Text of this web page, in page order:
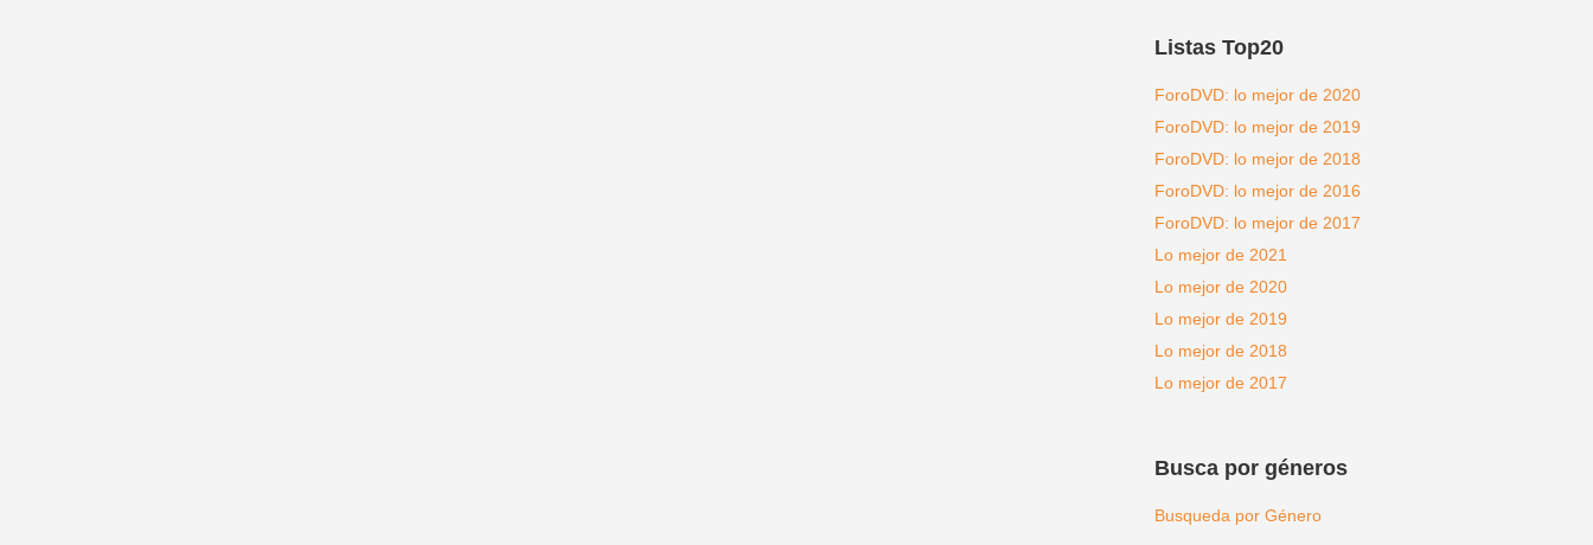
Listas Top20
ForoDVD: lo mejor de 2020
ForoDVD: lo mejor de 2019
ForoDVD: lo mejor de 2018
ForoDVD: lo mejor de 2016
ForoDVD: lo mejor de 2017
Lo mejor de 2021
Lo mejor de 2020
Lo mejor de 2019
Lo mejor de 2018
Lo mejor de 2017
Busca por géneros
Busqueda por Género